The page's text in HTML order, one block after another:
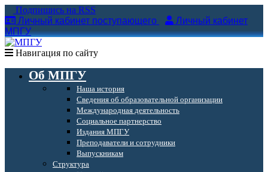
Подпишись на RSS
Личный кабинет поступающего
Личный кабинет
МПГУ
Навигация по сайту
Об МПГУ
Наша история
Сведения об образовательной организации
Международная деятельность
Социальное партнерство
Издания МПГУ
Преподаватели и сотрудники
Выпускникам
Структура